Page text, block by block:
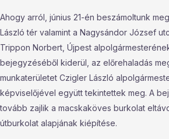
Ahogy arról, június 21-én beszámoltunk
László tér valamint a Nagysándor József
Trippon Norbert, Újpest
bejegyzéséből kiderül, az előrehaladás
munkaterületet Czigler László
képviselőjével együtt tekintettek meg. A
tovább zajlik a macskaköves burkolat
útburkolat alapjának kiépítése.